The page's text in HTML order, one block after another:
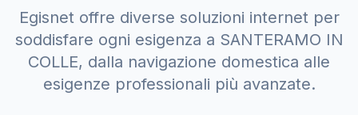
Egisnet offre diverse soluzioni internet per
soddisfare ogni esigenza a SANTERAMO IN
COLLE, dalla navigazione domestica alle
esigenze professionali più avanzate.